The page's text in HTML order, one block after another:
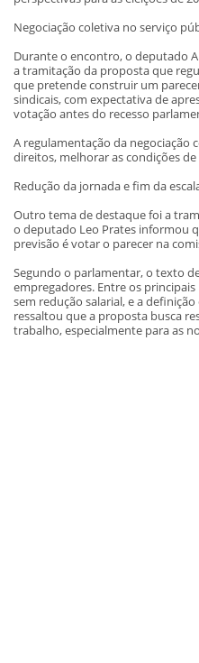
Negociação coletiva no serviço
Durante o encontro, o deputado
a tramitação da proposta que
que pretende construir um
sindicais, com expectativa de
votação antes do recesso
A regulamentação da
direitos, melhorar as condições
Redução da jornada e fim da
Outro tema de destaque foi a
o deputado Leo Prates informou
previsão é votar o parecer na
Segundo o parlamentar, o texto
empregadores. Entre os
sem redução salarial, e a
ressaltou que a proposta busca
trabalho, especialmente para as